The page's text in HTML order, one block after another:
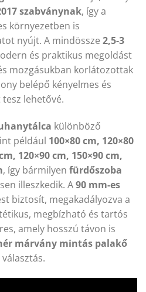
szabványnak, így a
környezetben is
nyújt. A mindössze 2,5-3
és praktikus megoldást
mozgásukban korlátozottak
belépő kényelmes és
lehetővé.
különböző
például 100×80 cm, 120×80
120×90 cm, 150×90 cm,
, így bármilyen fürdőszoba
illeszkedik. A90 mm-es
biztosít, megakadályozva a
megbízható és tartós
amely hosszú távon is
márvány mintás palakő